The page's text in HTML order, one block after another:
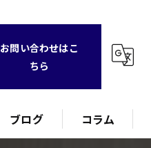
お問い合わせはこ
ちら
ブログ コラム